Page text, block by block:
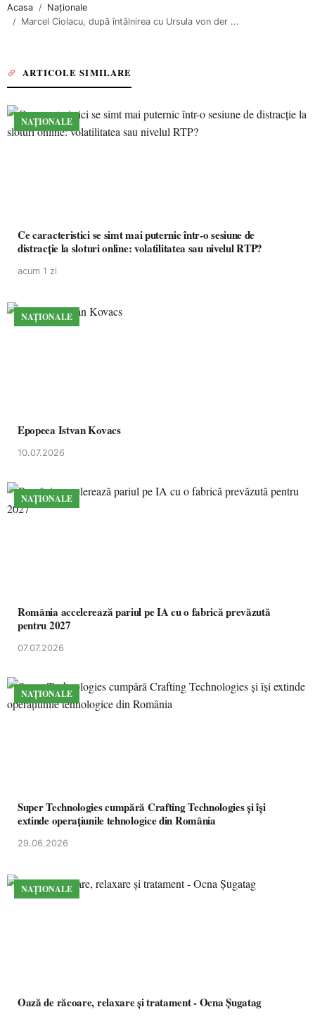
Acasa
Naționale
Marcel Ciolacu, după întâlnirea cu Ursula von der ...
ARTICOLE SIMILARE
NAȚIONALE
Ce caracteristici se simt mai puternic într-o sesiune de
distracție la sloturi online: volatilitatea sau nivelul RTP?
acum 1 zi
NAȚIONALE
Epopeea Istvan Kovacs
10.07.2026
NAȚIONALE
România accelerează pariul pe IA cu o fabrică prevăzută
pentru 2027
07.07.2026
NAȚIONALE
Super Technologies cumpără Crafting Technologies și își
extinde operațiunile tehnologice din România
29.06.2026
NAȚIONALE
Oază de răcoare, relaxare și tratament - Ocna Șugatag